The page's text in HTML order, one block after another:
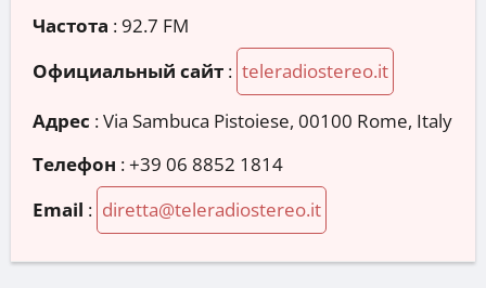
Частота : 92.7 FM
Официальный сайт : teleradiostereo.it
Адрес :Via Sambuca Pistoiese, 00100 Rome, Italy
Телефон :+39 06 8852 1814
Email : diretta@teleradiostereo.it